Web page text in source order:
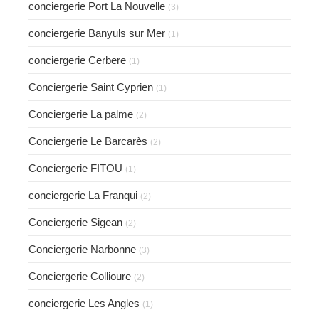
conciergerie Port La Nouvelle (3)
conciergerie Banyuls sur Mer (1)
conciergerie Cerbere (1)
Conciergerie Saint Cyprien (1)
Conciergerie La palme (2)
Conciergerie Le Barcarès (2)
Conciergerie FITOU (1)
conciergerie La Franqui (2)
Conciergerie Sigean (2)
Conciergerie Narbonne (3)
Conciergerie Collioure (2)
conciergerie Les Angles (1)